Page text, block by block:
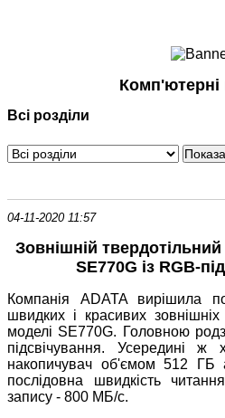
Смартфони
Периферія
Програмне
Комп'ютерні
Всі розділи
04-11-2020 11:57
Зовнішній
SE770G із RGB-
Компанія ADATA вирішила
швидких і красивих
моделі SE770G. Головною
підсвічування. Усередині ж
накопичувач об'ємом 512
послідовна швидкість
запису - 800 МБ/с.